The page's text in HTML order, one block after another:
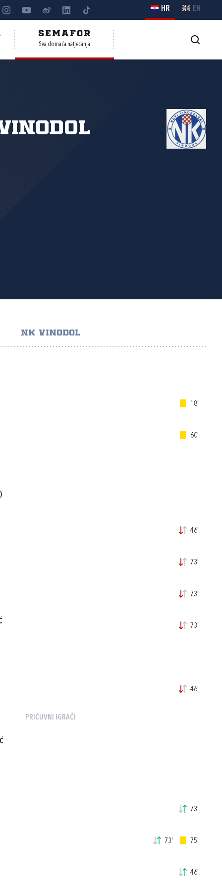
HR EN
SEMAFOR
Sva domaća natjecanja
NK VINODOL
18'
60'
46'
73'
73'
73'
46'
PRIČUVNI IGRAČI
73'
73' 75'
46'